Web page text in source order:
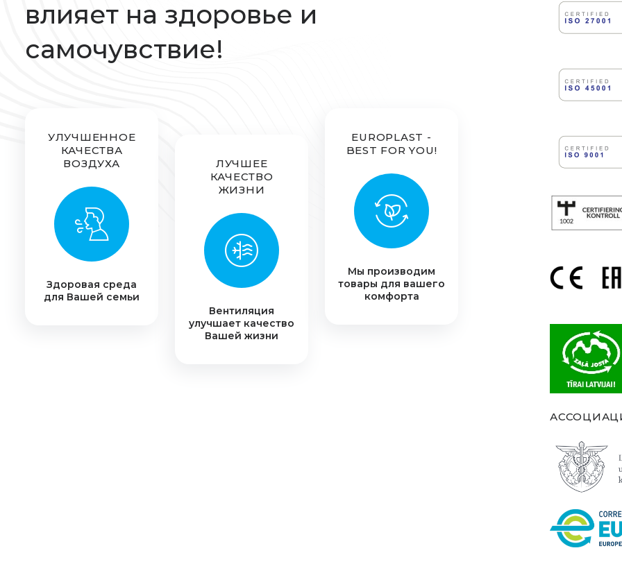
влияет на здоровье и
самочувствие!
УЛУЧШЕННОЕ
КАЧЕСТВА
ВОЗДУХА
Здоровая среда
для Вашей семьи
ЛУЧШЕЕ
КАЧЕСТВО
ЖИЗНИ
Вентиляция
улучшает качество
Вашей жизни
EUROPLAST -
BEST FOR YOU!
Мы производим
товары для вашего
комфорта